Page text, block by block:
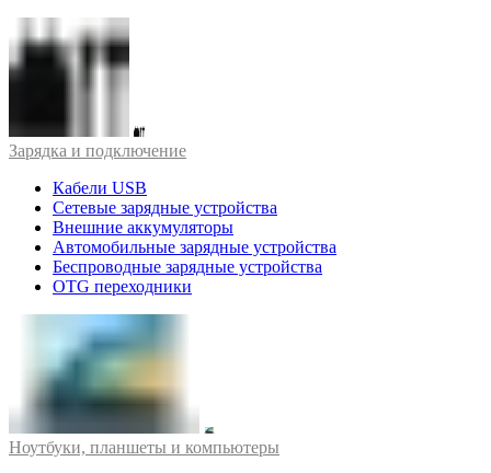
Зарядка и подключение
Кабели USB
Сетевые зарядные устройства
Внешние аккумуляторы
Автомобильные зарядные устройства
Беспроводные зарядные устройства
OTG переходники
Ноутбуки, планшеты и компьютеры